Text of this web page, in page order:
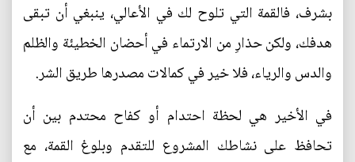
بشرف، فالقمة التي تلوح لك في الأعالي، ينبغي أن تبقى
هدفك، ولكن حذارِ من الارتماء في أحضان الخطيئة والظلم
والدس والرياء، فلا خير في كمالات مصدرها طريق الشر.
في الأخير هي لحظة احتدام أو كفاح محتدم بين أن
تحافظ على نشاطك المشروع للتقدم وبلوغ القمة، مع